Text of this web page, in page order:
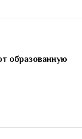
образованную